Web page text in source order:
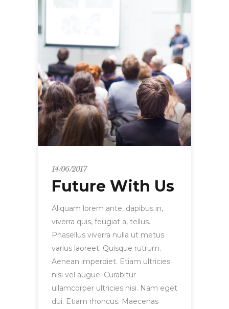
14/06/2017
Future With Us
Aliquam lorem ante, dapibus in,
viverra quis, feugiat a, tellus.
Phasellus viverra nulla ut metus
varius laoreet. Quisque rutrum.
Aenean imperdiet. Etiam ultricies
nisi vel augue. Curabitur
ullamcorper ultricies nisi. Nam eget
dui. Etiam rhoncus. Maecenas